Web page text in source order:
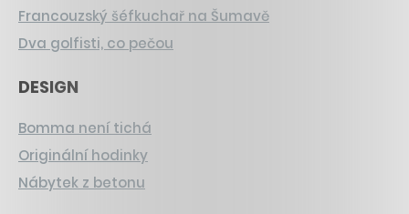
Francouzský šéfkuchař na Šumavě
Dva golfisti, co pečou
DESIGN
Bomma není tichá
Originální hodinky
Nábytek z betonu